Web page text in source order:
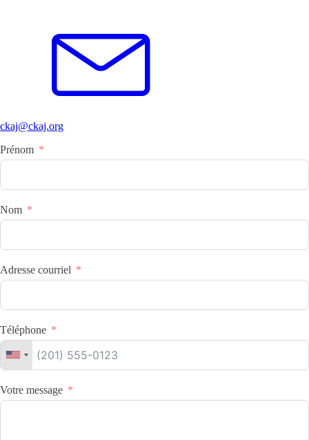
ckaj@ckaj.org
Prénom
Nom
Adresse courriel
Téléphone
Votre message